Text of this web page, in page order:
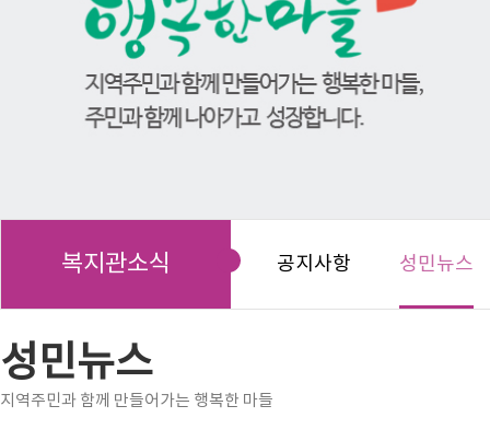
복지관소식 공지사항 성민뉴스
성민뉴스
지역주민과 함께 만들어가는 행복한 마들